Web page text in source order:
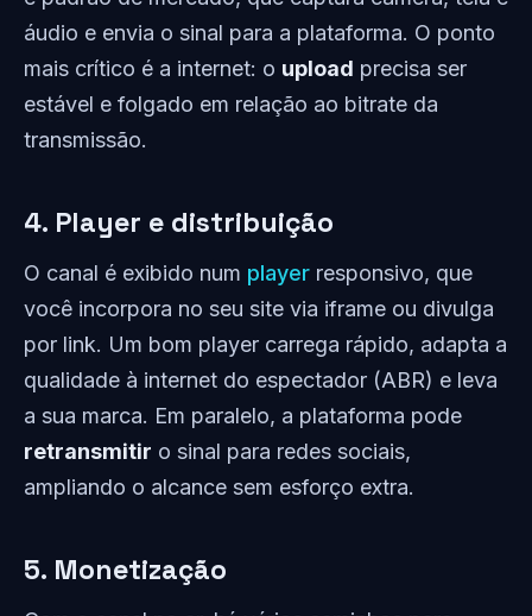
áudio e envia o sinal para a plataforma. O ponto
mais crítico é a internet: o upload precisa ser
estável e folgado em relação ao bitrate da
transmissão.
4. Player e distribuição
O canal é exibido num player responsivo, que
você incorpora no seu site via iframe ou divulga
por link. Um bom player carrega rápido, adapta a
qualidade à internet do espectador (ABR) e leva
a sua marca. Em paralelo, a plataforma pode
retransmitir o sinal para redes sociais,
ampliando o alcance sem esforço extra.
5. Monetização